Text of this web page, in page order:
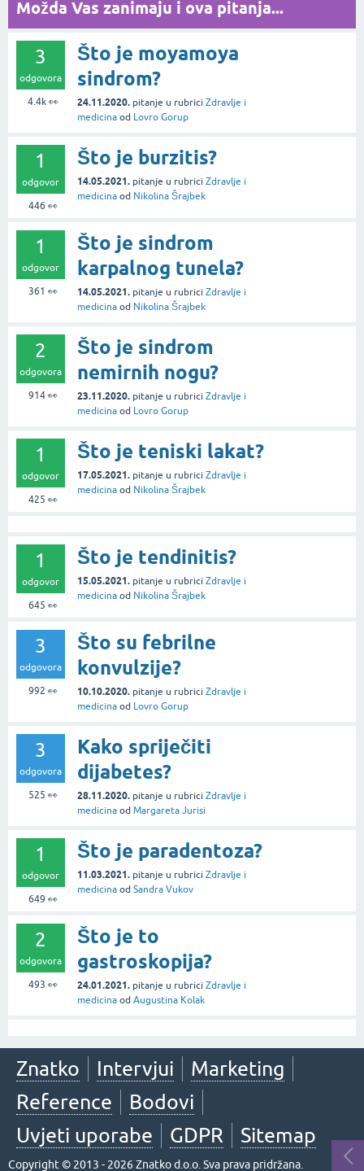
Možda Vas zanimaju i ova pitanja...
3
odgovora
4.4k👀
Što je moyamoya
sindrom?
24.11.2020. pitanje u rubrici Zdravlje i
medicina od Lovro Gorup
1
odgovor
446 👀
Što je burzitis?
14.05.2021. pitanje u rubrici Zdravlje i
medicina od Nikolina Šrajbek
1
odgovor
361 👀
Što je sindrom
karpalnog tunela?
14.05.2021. pitanje u rubrici Zdravlje i
medicina od Nikolina Šrajbek
2
odgovora
914👀
Što je sindrom
nemirnih nogu?
23.11.2020. pitanje u rubrici Zdravlje i
medicina od Lovro Gorup
1
odgovor
425 👀
Što je teniski lakat?
17.05.2021. pitanje u rubrici Zdravlje i
medicina od Nikolina Šrajbek
1
odgovor
645 👀
Što je tendinitis?
15.05.2021. pitanje u rubrici Zdravlje i
medicina od Nikolina Šrajbek
3
odgovora
992 👀
Što su febrilne
konvulzije?
10.10.2020. pitanje u rubrici Zdravlje i
medicina od Lovro Gorup
3
odgovora
525 👀
Kako spriječiti
dijabetes?
28.11.2020. pitanje u rubrici Zdravlje i
medicina od Margareta Jurisi
1
odgovor
649 👀
Što je paradentoza?
11.03.2021. pitanje u rubrici Zdravlje i
medicina od Sandra Vukov
2
odgovora
493 👀
Što je to
gastroskopija?
24.01.2021. pitanje u rubrici Zdravlje i
medicina od Augustina Kolak
Znatko Intervjui
Marketing
Reference
Bodovi
Uvjeti uporabe
GDPR Sitemap
Copyright © 2013 - 2026 Znatko d.o.o. Sva prava pridržana.